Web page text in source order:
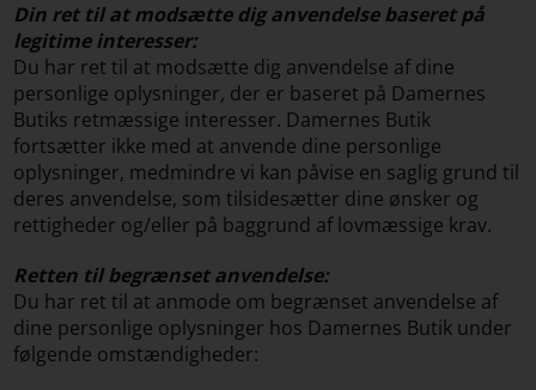
Din ret til at modsætte dig anvendelse baseret på
legitime interesser:
Du har ret til at modsætte dig anvendelse af dine
personlige oplysninger, der er baseret på Damernes
Butiks retmæssige interesser. Damernes Butik
fortsætter ikke med at anvende dine personlige
oplysninger, medmindre vi kan påvise en saglig grund til
deres anvendelse, som tilsidesætter dine ønsker og
rettigheder og/eller på baggrund af lovmæssige krav.
Retten til begrænset anvendelse:
Du har ret til at anmode om begrænset anvendelse af
dine personlige oplysninger hos Damernes Butik under
følgende omstændigheder: